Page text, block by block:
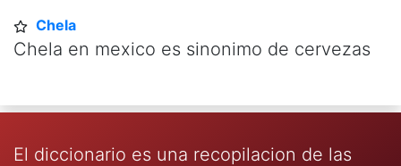
Chela
Chela en mexico es sinonimo de cervezas
El diccionario es una recopilacion de las